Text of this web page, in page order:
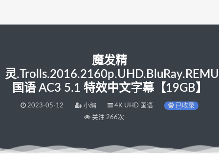
魔发精
灵
国语 AC3 5.1 特效中文字幕【19GB】
2023-05-12 小编 4K UHD 国语
已收录
关注 266次